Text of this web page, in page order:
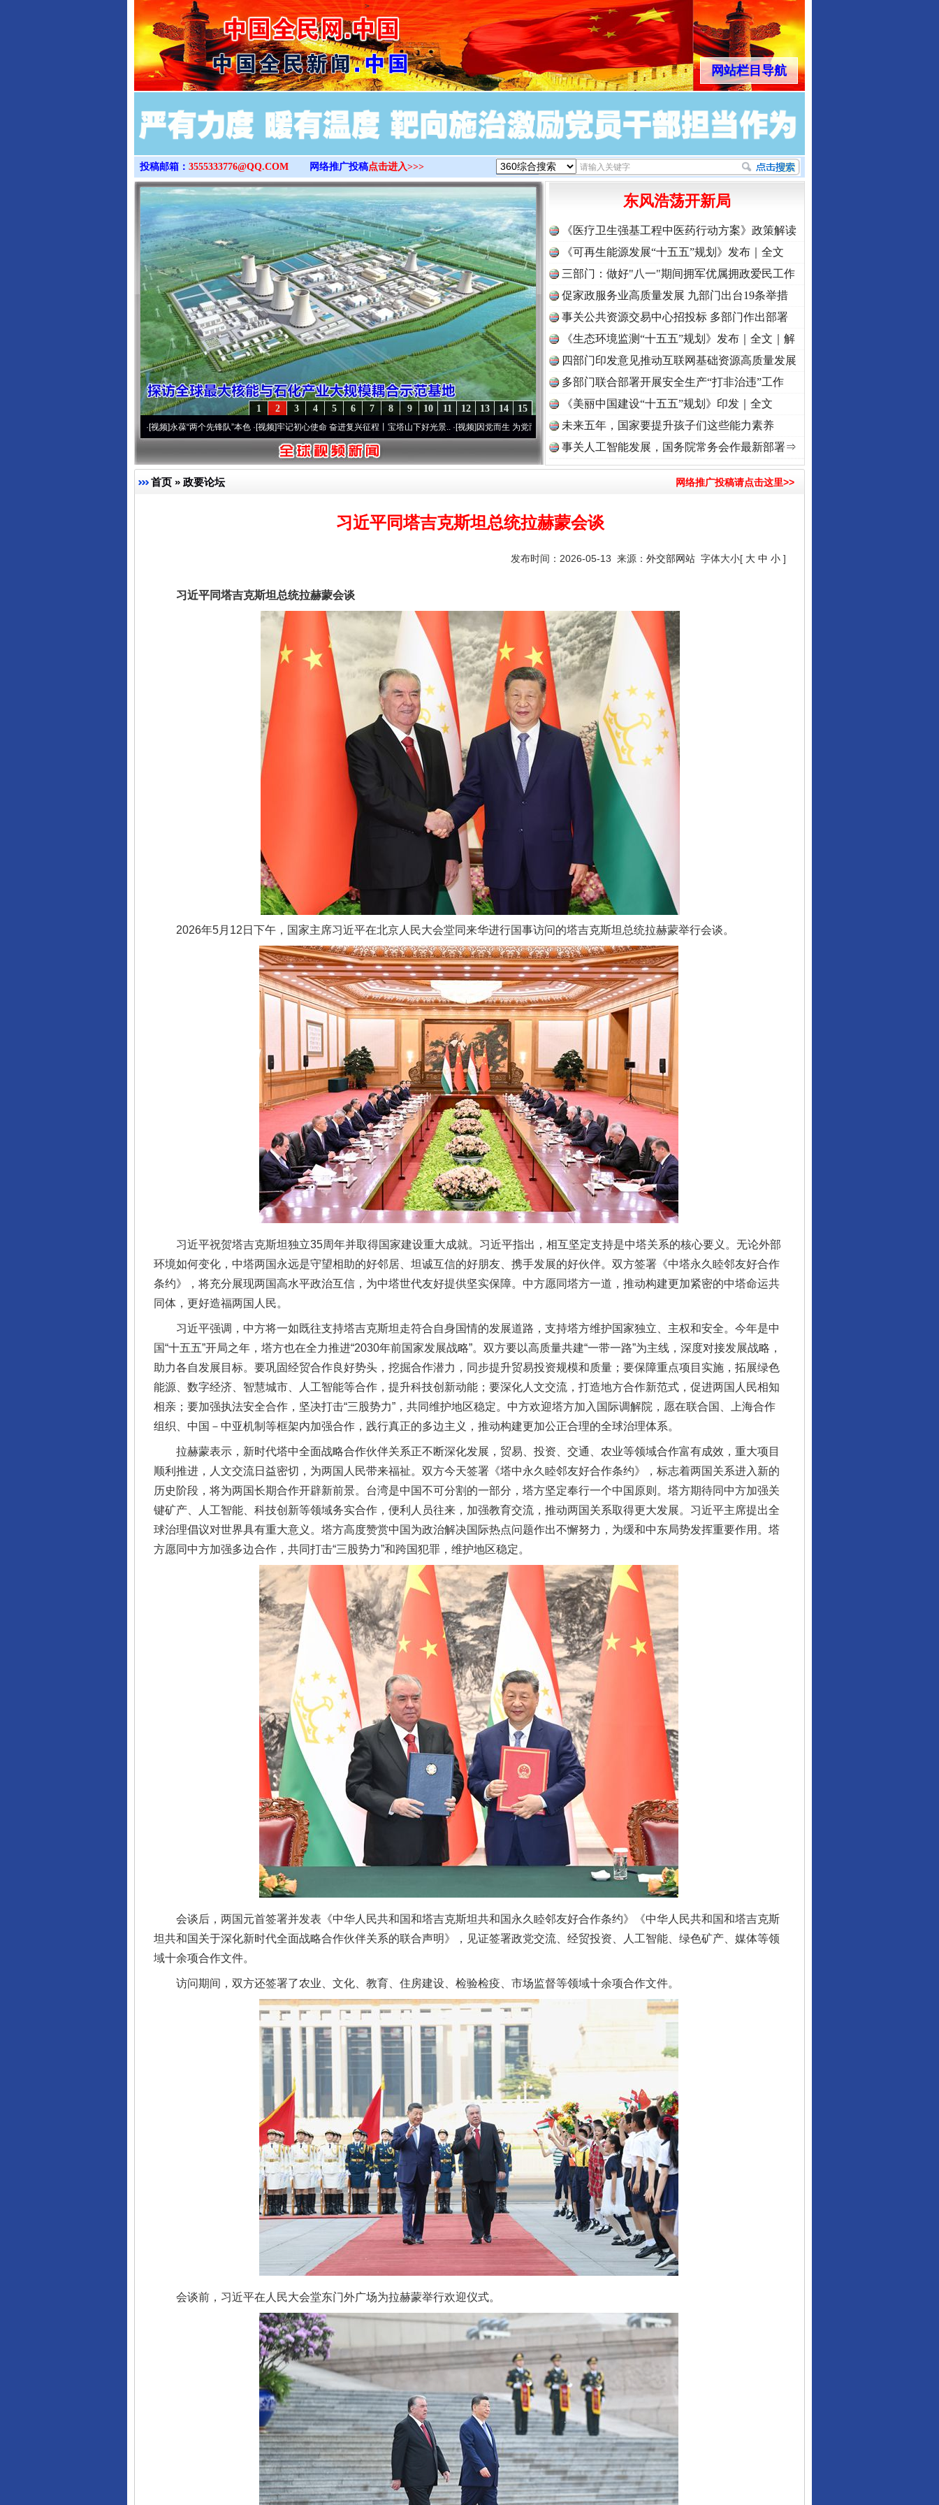
>
网站栏目导航
投稿邮箱： 3555333776@QQ.COM 网络推广投稿点击进入>>>
15
14
13
12
11
10
9
8
7
6
5
4
3
2
1
永葆“两个先锋队”本色·[视频]牢记初心使命 奋进复兴征程丨宝塔山下好光景..·[视频]因党而生 为党而战——百年“纪”事⑧加强纪律..·[视频] 牢记初心使命 奋进复兴征程丨“转折之城”激荡..
东风浩荡开新局
《医疗卫生强基工程中医药行动方案》政策解读
《可再生能源发展“十五五”规划》发布｜全文
三部门：做好"八一"期间拥军优属拥政爱民工作
促家政服务业高质量发展 九部门出台19条举措
事关公共资源交易中心招投标 多部门作出部署
《生态环境监测“十五五”规划》发布｜全文｜解
读
四部门印发意见推动互联网基础资源高质量发展
多部门联合部署开展安全生产“打非治违”工作
《美丽中国建设“十五五”规划》印发｜全文
未来五年，国家要提升孩子们这些能力素养
事关人工智能发展，国务院常务会作最新部署⇒
首页 » 政要论坛 网络推广投稿请点击这里>>
习近平同塔吉克斯坦总统拉赫蒙会谈
发布时间：2026-05-13 来源： 外交部网站 字体大小[ 大 中 小 ]
习近平同塔吉克斯坦总统拉赫蒙会谈
2026年5月12日下午，国家主席习近平在北京人民大会堂同来华进行国事访问的塔吉克斯坦总统拉赫蒙举行会谈。
习近平祝贺塔吉克斯坦独立35周年并取得国家建设重大成就。习近平指出，相互坚定支持是中塔关系的核心要义。无论外部
环境如何变化，中塔两国永远是守望相助的好邻居、坦诚互信的好朋友、携手发展的好伙伴。双方签署《中塔永久睦邻友好合作
条约》，将充分展现两国高水平政治互信，为中塔世代友好提供坚实保障。中方愿同塔方一道，推动构建更加紧密的中塔命运共
同体，更好造福两国人民。
习近平强调，中方将一如既往支持塔吉克斯坦走符合自身国情的发展道路，支持塔方维护国家独立、主权和安全。今年是中
国“十五五”开局之年，塔方也在全力推进“2030年前国家发展战略”。双方要以高质量共建“一带一路”为主线，深度对接发展战略，
助力各自发展目标。要巩固经贸合作良好势头，挖掘合作潜力，同步提升贸易投资规模和质量；要保障重点项目实施，拓展绿色
能源、数字经济、智慧城市、人工智能等合作，提升科技创新动能；要深化人文交流，打造地方合作新范式，促进两国人民相知
相亲；要加强执法安全合作，坚决打击“三股势力”，共同维护地区稳定。中方欢迎塔方加入国际调解院，愿在联合国、上海合作
组织、中国－中亚机制等框架内加强合作，践行真正的多边主义，推动构建更加公正合理的全球治理体系。
拉赫蒙表示，新时代塔中全面战略合作伙伴关系正不断深化发展，贸易、投资、交通、农业等领域合作富有成效，重大项目
顺利推进，人文交流日益密切，为两国人民带来福祉。双方今天签署《塔中永久睦邻友好合作条约》，标志着两国关系进入新的
历史阶段，将为两国长期合作开辟新前景。台湾是中国不可分割的一部分，塔方坚定奉行一个中国原则。塔方期待同中方加强关
键矿产、人工智能、科技创新等领域务实合作，便利人员往来，加强教育交流，推动两国关系取得更大发展。习近平主席提出全
球治理倡议对世界具有重大意义。塔方高度赞赏中国为政治解决国际热点问题作出不懈努力，为缓和中东局势发挥重要作用。塔
方愿同中方加强多边合作，共同打击“三股势力”和跨国犯罪，维护地区稳定。
会谈后，两国元首签署并发表《中华人民共和国和塔吉克斯坦共和国永久睦邻友好合作条约》《中华人民共和国和塔吉克斯
坦共和国关于深化新时代全面战略合作伙伴关系的联合声明》，见证签署政党交流、经贸投资、人工智能、绿色矿产、媒体等领
域十余项合作文件。
访问期间，双方还签署了农业、文化、教育、住房建设、检验检疫、市场监督等领域十余项合作文件。
会谈前，习近平在人民大会堂东门外广场为拉赫蒙举行欢迎仪式。